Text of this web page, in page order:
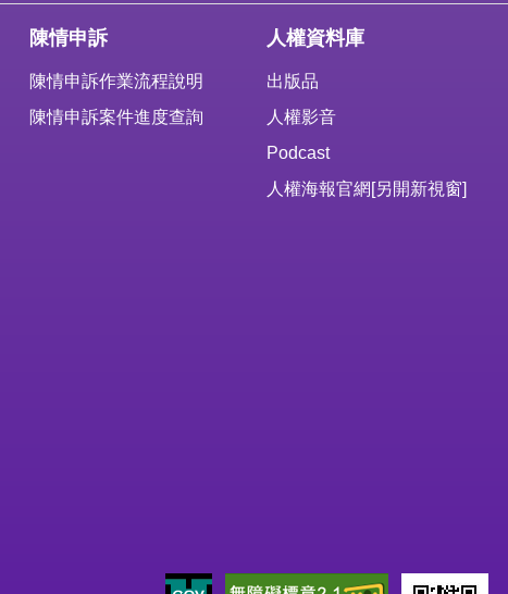
陳情申訴
陳情申訴作業流程說明
陳情申訴案件進度查詢
人權資料庫
出版品
人權影音
Podcast
人權海報官網[另開新視窗]